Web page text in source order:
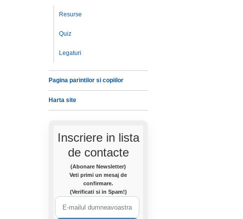
Resurse
Quiz
Legaturi
Pagina parintilor si copiilor
Harta site
Inscriere in lista
de contacte
(Abonare Newsletter)
Veti primi un mesaj de
confirmare.
(Verificati si in Spam!)